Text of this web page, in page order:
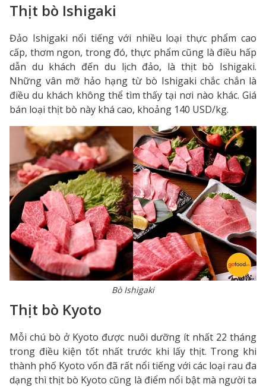
Thịt bò Ishigaki
Đảo Ishigaki nổi tiếng với nhiều loại thực phẩm cao
cấp, thơm ngon, trong đó, thực phẩm cũng là điều hấp
dẫn du khách đến du lịch đảo, là thịt bò Ishigaki.
Những vân mỡ hảo hạng từ bò Ishigaki chắc chắn là
điều du khách không thể tìm thấy tại nơi nào khác. Giá
bán loại thịt bò này khá cao, khoảng 140 USD/kg.
Bò Ishigaki
Thịt bò Kyoto
Mỗi chú bò ở Kyoto được nuôi dưỡng ít nhất 22 tháng
trong điều kiện tốt nhất trước khi lấy thịt. Trong khi
thành phố Kyoto vốn đã rất nổi tiếng với các loại rau đa
dạng thì thịt bò Kyoto cũng là điểm nổi bật mà người ta